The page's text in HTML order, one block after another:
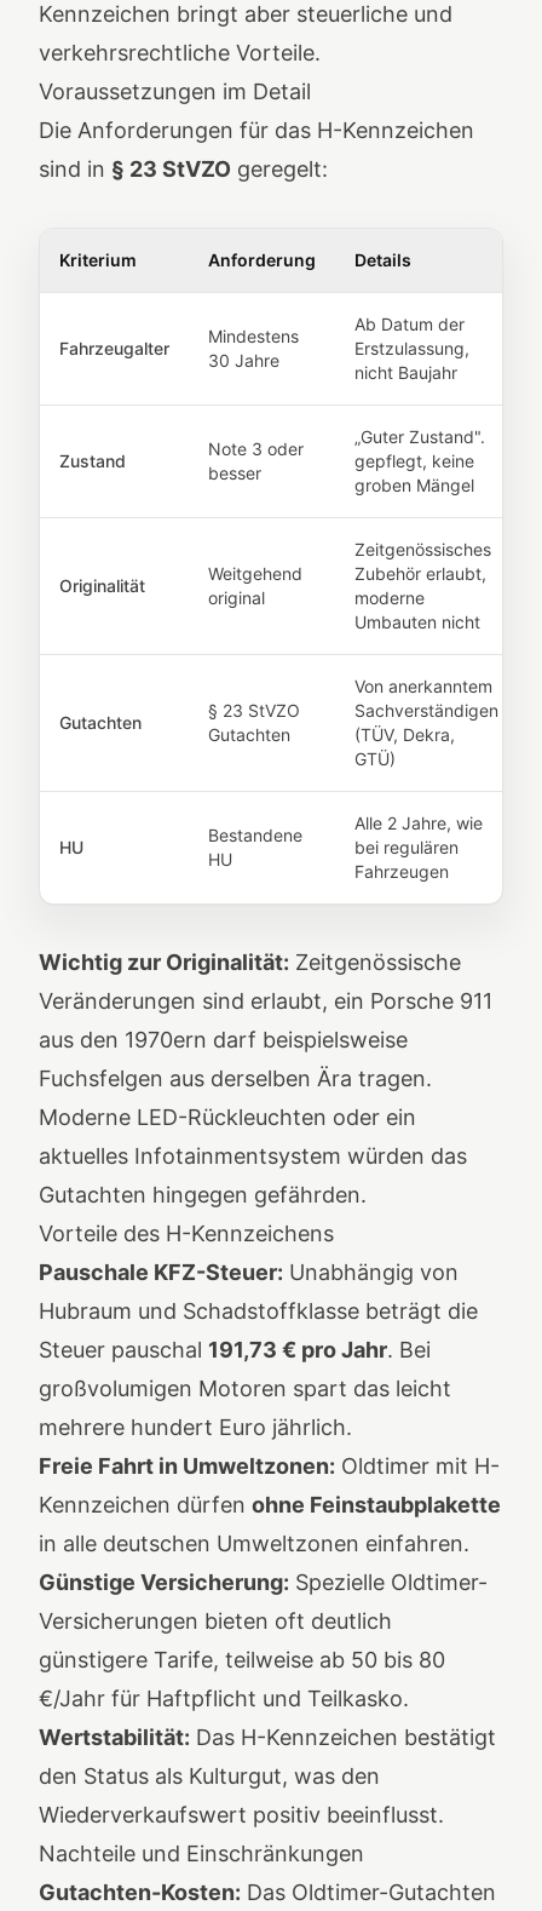
Kennzeichen bringt aber steuerliche und
verkehrsrechtliche Vorteile.
Voraussetzungen im Detail
Die Anforderungen für das H-Kennzeichen
sind in § 23 StVZO geregelt:
Kriterium Anforderung Details
Fahrzeugalter
Mindestens
30 Jahre
Ab Datum der
Erstzulassung,
nicht Baujahr
Zustand
Note 3 oder
besser
„Guter Zustand".
gepflegt, keine
groben Mängel
Originalität
Weitgehend
original
Zeitgenössisches
Zubehör erlaubt,
moderne
Umbauten nicht
Gutachten
§ 23 StVZO
Gutachten
Von anerkanntem
Sachverständigen
(TÜV, Dekra,
GTÜ)
HU
Bestandene
HU
Alle 2 Jahre, wie
bei regulären
Fahrzeugen
Wichtig zur Originalität: Zeitgenössische
Veränderungen sind erlaubt, ein Porsche 911
aus den 1970ern darf beispielsweise
Fuchsfelgen aus derselben Ära tragen.
Moderne LED-Rückleuchten oder ein
aktuelles Infotainmentsystem würden das
Gutachten hingegen gefährden.
Vorteile des H-Kennzeichens
Pauschale KFZ-Steuer: Unabhängig von
Hubraum und Schadstoffklasse beträgt die
Steuer pauschal 191,73 € pro Jahr. Bei
großvolumigen Motoren spart das leicht
mehrere hundert Euro jährlich.
Freie Fahrt in Umweltzonen: Oldtimer mit H-
Kennzeichen dürfen ohne Feinstaubplakette
in alle deutschen Umweltzonen einfahren.
Günstige Versicherung: Spezielle Oldtimer-
Versicherungen bieten oft deutlich
günstigere Tarife, teilweise ab 50 bis 80
€/Jahr für Haftpflicht und Teilkasko.
Wertstabilität: Das H-Kennzeichen bestätigt
den Status als Kulturgut, was den
Wiederverkaufswert positiv beeinflusst.
Nachteile und Einschränkungen
Gutachten-Kosten: Das Oldtimer-Gutachten